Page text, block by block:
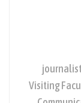
Visiting